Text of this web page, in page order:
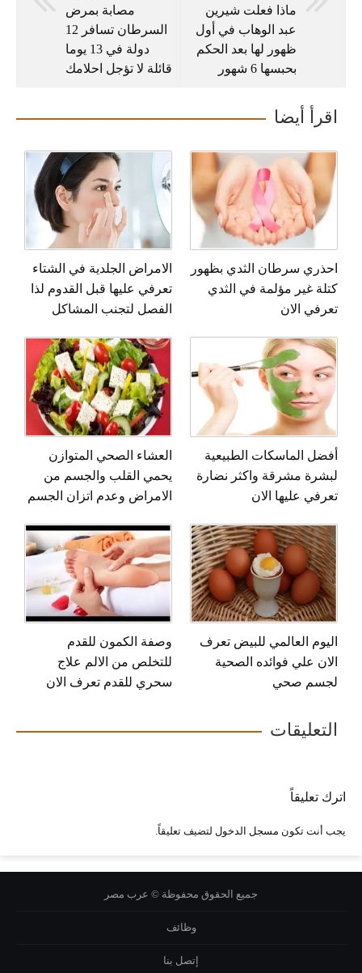
ماذا فعلت شيرين
عبد الوهاب في أول
ظهور لها بعد الحكم
بحبسها 6 شهور
مصابة بمرض
السرطان تسافر 12
دولة في 13 يوما
قائلة لا تؤجل احلامك
اقرأ أيضا
احذري سرطان الثدي بظهور
كتلة غير مؤلمة في الثدي
تعرفي الان
الامراض الجلدية في الشتاء
تعرفي عليها قبل القدوم لذا
الفصل لتجنب المشاكل
أفضل الماسكات الطبيعية
لبشرة مشرقة واكثر نضارة
تعرفي عليها الان
العشاء الصحي المتوازن
يحمي القلب والجسم من
الامراض وعدم اتزان الجسم
اليوم العالمي للبيض تعرف
الان علي فوائده الصحية
لجسم صحي
وصفة الكمون للقدم
للتخلص من الالم علاج
سحري للقدم تعرف الان
التعليقات
اترك تعليقاً
يجب أنت تكون مسجل الدخول لتضيف تعليقاً.
جميع الحقوق محفوظة © عرب مصر
وظائف
إتصل بنا